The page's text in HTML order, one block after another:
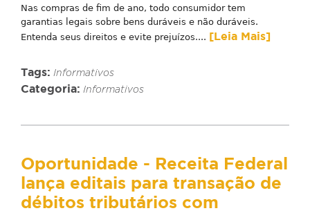
Nas compras de fim de ano, todo consumidor tem
garantias legais sobre bens duráveis e não duráveis.
Entenda seus direitos e evite prejuízos.... [Leia Mais]
Tags: Informativos
Categoria: Informativos
Oportunidade - Receita Federal
lança editais para transação de
débitos tributários com